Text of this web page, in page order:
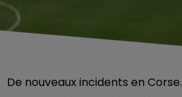
De nouveaux incidents en Corse.